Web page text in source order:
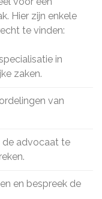
Hier zijn enkele
te vinden:
in
zaken.
van
de advocaat te
en bespreek de